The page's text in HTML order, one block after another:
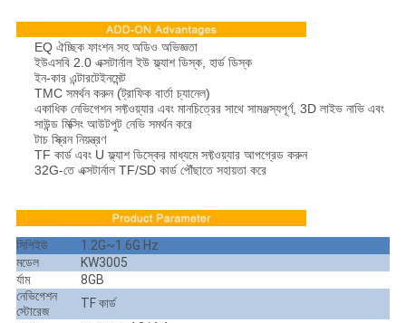
EQ ঐচ্ছিক ফাংশন সহ অডিও অভিজ্ঞতা
ইউএসবি 2.0 এক্সটার্নাল ইউ ফ্ল্যাশ ডিস্ক, হার্ড ডিস্ক
ইন-কার এন্টারটেইনমেন্ট
TMC সমর্থন করুন (ট্রাফিক বার্তা চ্যানেল)
একাধিক নেভিগেশন সফ্টওয়্যার এবং মানচিত্রের সাথে সামঞ্জস্যপূর্ণ, 3D লাইভ নাভি এবং
সাউন্ড মিক্সিং আউটপুট নেভি সমর্থন করে
টাচ স্ক্রিন নিয়ন্ত্রণ
TF কার্ড এবং U ফ্ল্যাশ ডিস্কের মাধ্যমে সফ্টওয়্যার আপগ্রেড করুন
32G-তে এক্সটার্নাল TF/SD কার্ড পৌঁছাতে সহায়তা করে
সিপিইউ
1.2G~1.6G Hz
মডেল
KW3005
র্যাম
8GB
নেভিগেশন
স্টোরেজ
TF কার্ড